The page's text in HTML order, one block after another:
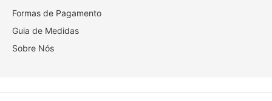
Formas de Pagamento
Guia de Medidas
Sobre Nós